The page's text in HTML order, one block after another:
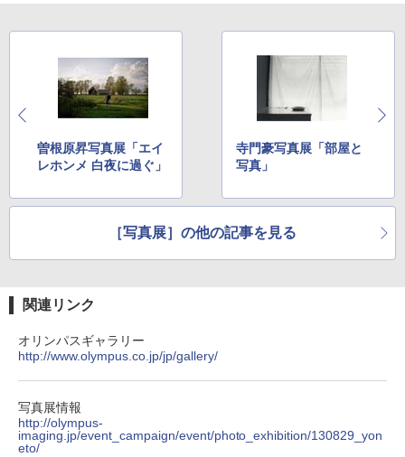
曽根原昇写真展「エイ
レホンメ 白夜に過ぐ」
寺門豪写真展「部屋と
写真」
［写真展］の他の記事を見る
関連リンク
オリンパスギャラリー
http://www.olympus.co.jp/jp/gallery/
写真展情報
http://olympus-
imaging.jp/event_campaign/event/photo_exhibition/130829_yon
eto/